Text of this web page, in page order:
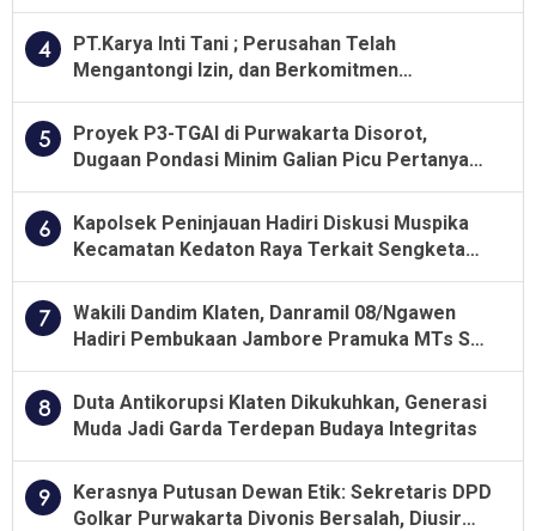
4
PT.Karya Inti Tani ; Perusahan Telah
Mengantongi Izin, dan Berkomitmen
5
Proyek P3-TGAI di Purwakarta Disorot,
Dugaan Pondasi Minim Galian Picu Pertanyaan
6
Kapolsek Peninjauan Hadiri Diskusi Muspika
Kecamatan Kedaton Raya Terkait Sengketa
7
Wakili Dandim Klaten, Danramil 08/Ngawen
Hadiri Pembukaan Jambore Pramuka MTs Se-
8
Duta Antikorupsi Klaten Dikukuhkan, Generasi
Muda Jadi Garda Terdepan Budaya Integritas
9
Kerasnya Putusan Dewan Etik: Sekretaris DPD
Golkar Purwakarta Divonis Bersalah, Diusir